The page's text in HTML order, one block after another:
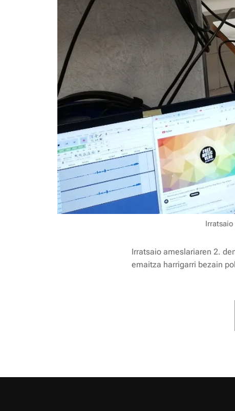
Irratsaio ameslariaren 2.
emaitza harrigarri bezain